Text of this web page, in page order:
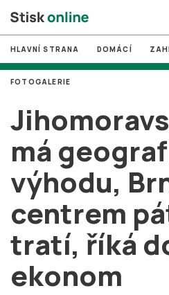
# MUNI
Brno
# volby
login PŘIHLÁSIT SE
Zapomněli jste heslo?
HLAVNÍ STRANA DOMÁCÍ
má
výhodu,
centrem
tratí, říká
ekonom
FOTOGALERIE